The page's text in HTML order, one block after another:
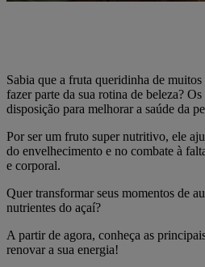
Sabia que a fruta queridinha de
fazer parte da sua rotina de beleza?
disposição para melhorar a saúde da
Por ser um fruto super nutritivo, ele
do envelhecimento e no combate à
e corporal.
Quer transformar seus momentos de
nutrientes do açaí?
A partir de agora, conheça as
renovar a sua energia!